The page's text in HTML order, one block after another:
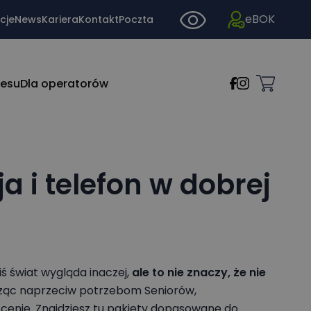
NewsKarieraKontaktPoczta eBOK
Dla operatorów
i telefon w dobrej
świat wygląda inaczej, ale to nie znaczy, że nie
naprzeciw potrzebom Seniorów,
200
z